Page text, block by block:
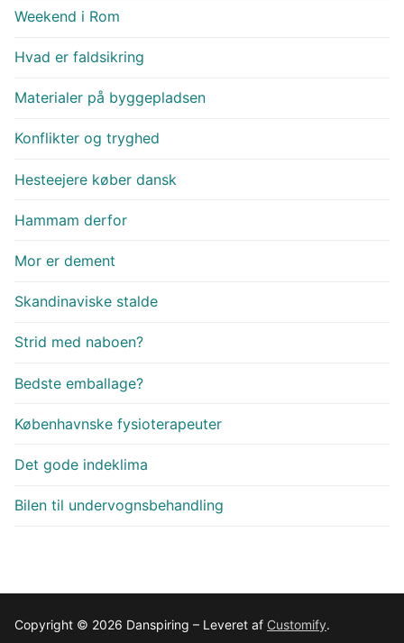
Weekend i Rom
Hvad er faldsikring
Materialer på byggepladsen
Konflikter og tryghed
Hesteejere køber dansk
Hammam derfor
Mor er dement
Skandinaviske stalde
Strid med naboen?
Bedste emballage?
Københavnske fysioterapeuter
Det gode indeklima
Bilen til undervognsbehandling
Copyright © 2026 Danspiring – Leveret af Customify.